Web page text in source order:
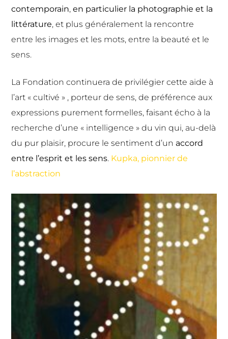
contemporain,en particulier la photographie et la
littérature, et plus généralement la rencontre
entre les images et les mots, entre la beauté et le
sens.
La Fondation continuera de privilégier cette aide à
l’art « cultivé » , porteur de sens, de préférence aux
expressions purement formelles, faisant écho à la
recherche d’une « intelligence » du vin qui, au-delà
du pur plaisir, procure le sentiment d’un accord
entre l’esprit et les sens. Kupka, pionnier de
l’abstraction